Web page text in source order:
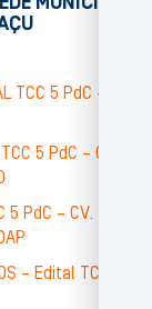
TCC 5 PdC – CV.
5 PdC – CV.
5 PdC – CV.
– Edital TCC 5